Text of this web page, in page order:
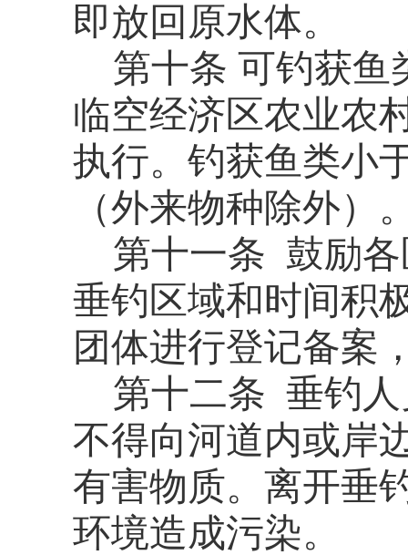
即放回原水体。
第十条 可钓获鱼
临空经济区农业农
执行。钓获鱼类小
（外来物种除外）
第十一条 鼓励各
垂钓区域和时间积
团体进行登记备案
第十二条 垂钓
不得向河道内或岸
有害物质。离开垂
环境造成污染。